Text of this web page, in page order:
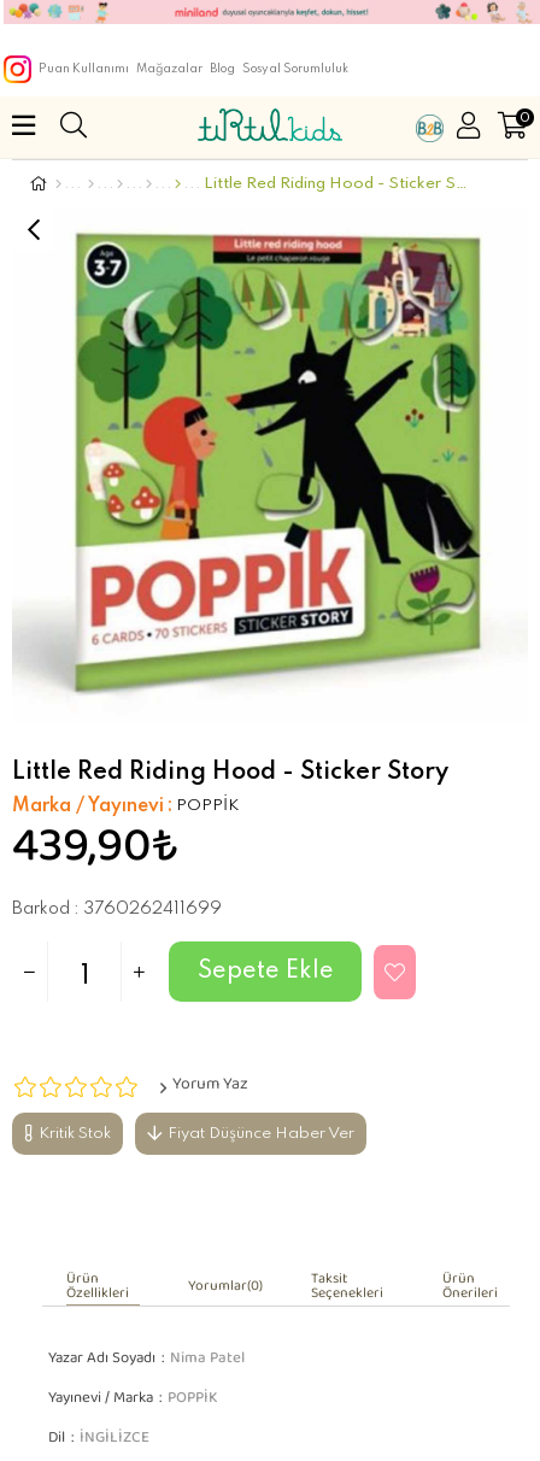
Puan Kullanımı Mağazalar Blog Sosyal Sorumluluk
0
Little Red Riding Hood - Sticker Story
Little Red Riding Hood - Sticker Story
Marka / Yayınevi : POPPİK
439,90₺
Barkod : 3760262411699
Yorum Yaz
Kritik Stok Fiyat Düşünce Haber Ver
Ürün
Özellikleri Yorumlar(0) Taksit
Seçenekleri Ürün
Önerileri
Yazar Adı Soyadı Nima Patel
Yayınevi / Marka POPPİK
Dil İNGİLİZCE